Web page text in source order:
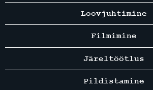
Loovjuhtimine
Filmimine
Järeltöötlus
Pildistamine